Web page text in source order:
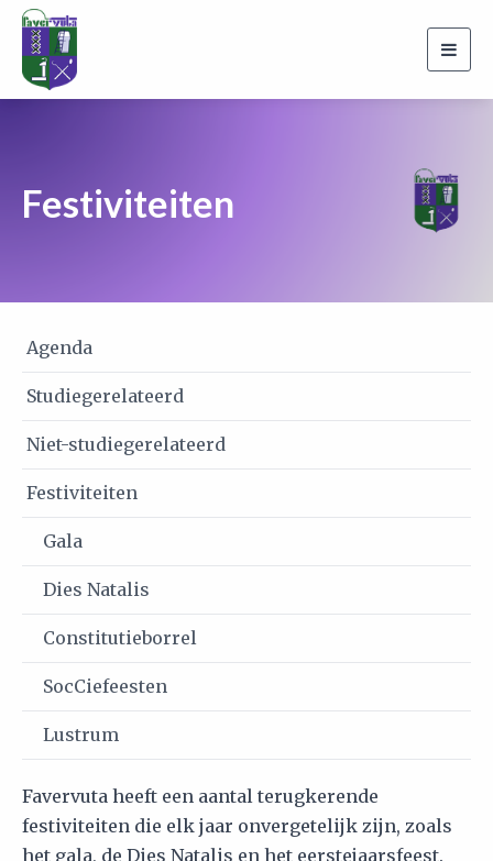
Festiviteiten
Agenda
Studiegerelateerd
Niet-studiegerelateerd
Festiviteiten
Gala
Dies Natalis
Constitutieborrel
SocCiefeesten
Lustrum
Favervuta heeft een aantal terugkerende
festiviteiten die elk jaar onvergetelijk zijn, zoals
het gala, de Dies Natalis en het eerstejaarsfeest.